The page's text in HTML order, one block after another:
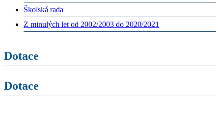
Školská rada
Z minulých let od 2002/2003 do 2020/2021
Dotace
Dotace